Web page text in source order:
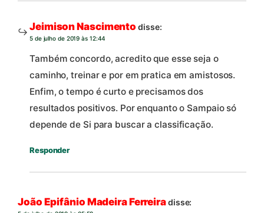
Jeimison Nascimento disse:
5 de julho de 2019 às 12:44
Também concordo, acredito que esse seja o
caminho, treinar e por em pratica em amistosos.
Enfim, o tempo é curto e precisamos dos
resultados positivos. Por enquanto o Sampaio só
depende de Si para buscar a classificação.
Responder
João Epifânio Madeira Ferreiradisse: